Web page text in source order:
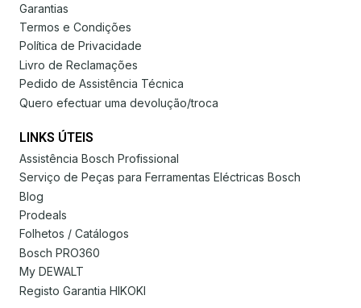
Garantias
Termos e Condições
Política de Privacidade
Livro de Reclamações
Pedido de Assistência Técnica
Quero efectuar uma devolução/troca
LINKS ÚTEIS
Assistência Bosch Profissional
Serviço de Peças para Ferramentas Eléctricas Bosch
Blog
Prodeals
Folhetos / Catálogos
Bosch PRO360
My DEWALT
Registo Garantia HIKOKI